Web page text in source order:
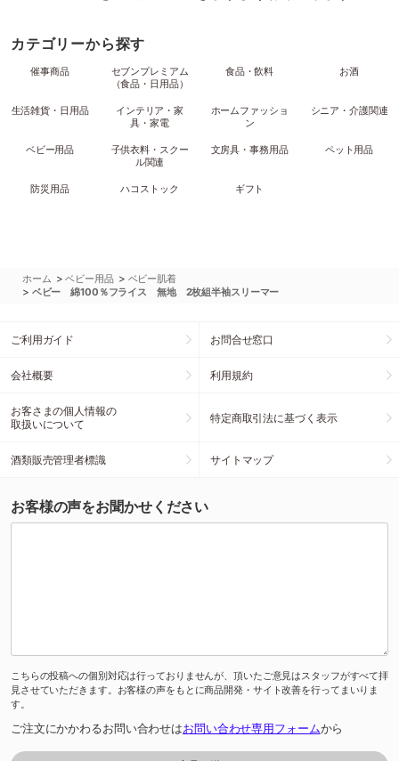
カテゴリーから探す
催事商品
セブンプレミアム
（食品・日用品）
食品・飲料 お酒
生活雑貨・日用品
インテリア・家
具・家電
ホームファッショ
ン
シニア・介護関連
ベビー用品
子供衣料・スクー
ル関連
文房具・事務用品 ペット用品
防災用品 ハコストック ギフト
ホーム >ベビー用品 > ベビー肌着
> ベビー 綿100％フライス 無地 2枚組半袖スリーマー
ご利用ガイド お問合せ窓口
会社概要 利用規約
お客さまの個人情報の
取扱いについて
特定商取引法に基づく表示
酒類販売管理者標識 サイトマップ
お客様の声をお聞かせください
こちらの投稿への個別対応は行っておりませんが、頂いたご意見はスタッフがすべて拝
見させていただきます。お客様の声をもとに商品開発・サイト改善を行ってまいりま
す。
ご注文にかかわるお問い合わせはお問い合わせ専用フォームから